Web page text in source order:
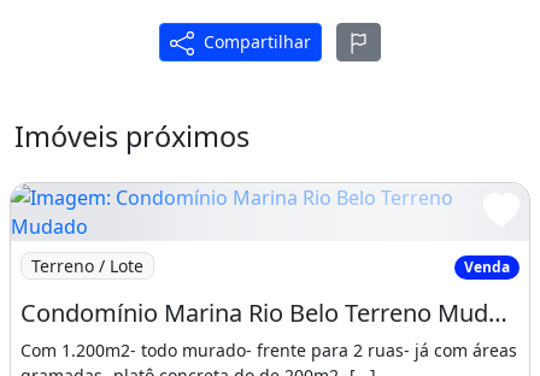
Compartilhar
Imóveis próximos
Imagem: Condomínio Marina Rio Belo Terreno Mudado
Terreno / Lote Venda
Condomínio Marina Rio Belo Terreno Mudado
Com 1.200m2- todo murado- frente para 2 ruas- já com áreas